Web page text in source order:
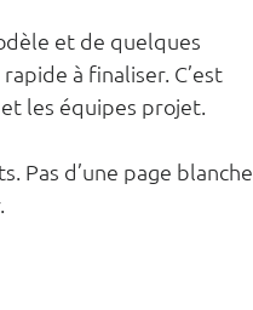
et de quelques
à finaliser. C’est
les équipes projet.
Pas d’une page